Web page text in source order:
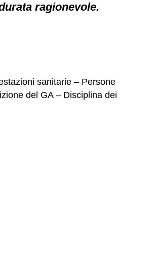
ragionevole.
sanitarie – Persone
del GA – Disciplina dei